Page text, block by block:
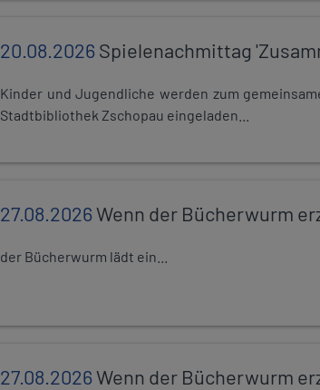
20.08.2026Spielenachmittag
Kinder und Jugendliche werden zum
Stadtbibliothek Zschopau eingeladen...
27.08.2026Wenn der Bücherwurm
der Bücherwurm lädt ein...
27.08.2026Wenn der Bücherwurm